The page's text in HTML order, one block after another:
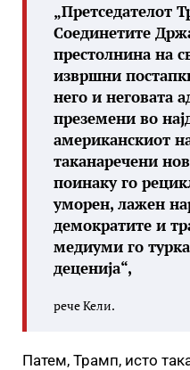
„Претседателот
Соединетите
престолнина на
извршни
него и неговата
преземени во
американскиот
таканаречени
поинаку го
уморен, лажен
демократите и
медиуми го
деценија“,
рече Кели.
Патем, Трамп, исто